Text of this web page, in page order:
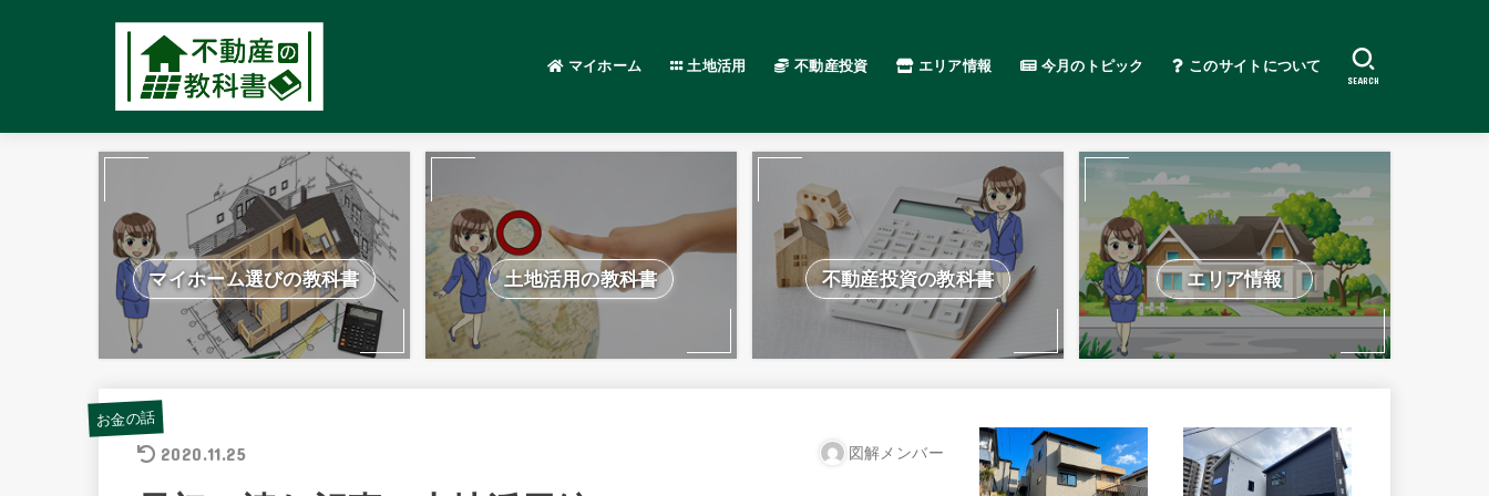
マイホーム 土地活用 不動産投資 エリア情報 今月のトピック このサイトについて
SEARCH
マイホーム選びの教科書 土地活用の教科書 不動産投資の教科書 エリア情報
お金の話
2020.11.25 図解メンバー